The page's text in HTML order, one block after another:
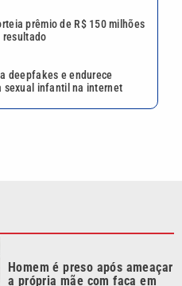
prêmio de R$ 150 milhões
resultado
deepfakes e endurece
sexual infantil na internet